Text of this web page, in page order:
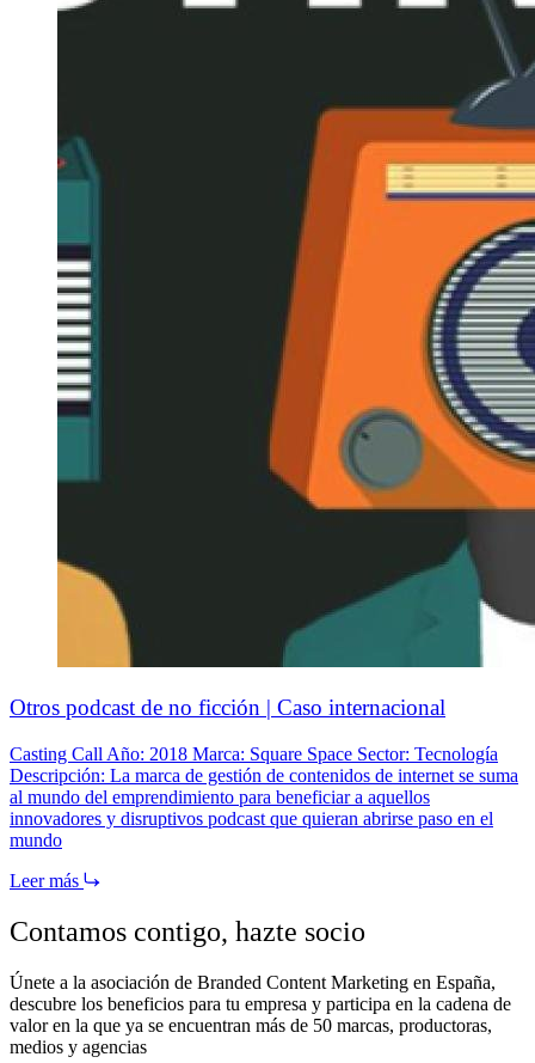
Otros podcast de no ficción | Caso internacional
Casting Call Año: 2018 Marca: Square Space Sector: Tecnología
Descripción: La marca de gestión de contenidos de internet se suma
al mundo del emprendimiento para beneficiar a aquellos
innovadores y disruptivos podcast que quieran abrirse paso en el
mundo
Leer más
Contamos contigo, hazte socio
Únete a la asociación de Branded Content Marketing en España,
descubre los beneficios para tu empresa y participa en la cadena de
valor en la que ya se encuentran más de 50 marcas, productoras,
medios y agencias